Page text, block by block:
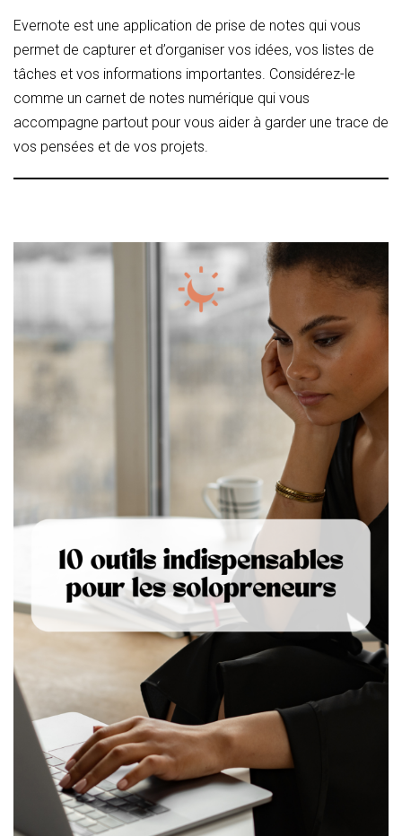
Evernote est une application de prise de notes qui vous
permet de capturer et d’organiser vos idées, vos listes de
tâches et vos informations importantes. Considérez-le
comme un carnet de notes numérique qui vous
accompagne partout pour vous aider à garder une trace de
vos pensées et de vos projets.